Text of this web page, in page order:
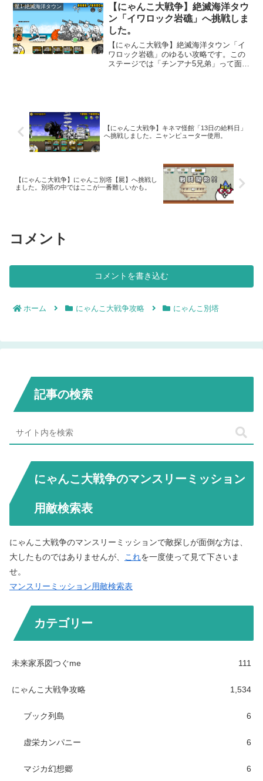
は、メタルと天使が敵として出てきます
が、「メタルサイボーグ」と「天使ドー
ヴエル」のタッグが厄介です。ここは
「ネコボン」をケチって挑戦したので、
「ニャンピューター」でクリアしたら凄
く時間が掛かりました。「ネコボン」使
うと凄く楽になっちゃうステージです。
星1-絶滅海洋タウン
【にゃんこ大戦争】絶滅海洋タウ
ン「イワロック岩礁」へ挑戦しま
した。
【にゃんこ大戦争】絶滅海洋タウン「イ
ワロック岩礁」のゆるい攻略です。この
ステージでは「チンアナ5兄弟」って面白
【にゃんこ大戦争】キネマ怪館「13日の給料日」
へ挑戦しました。ニャンピューター使用。
【にゃんこ大戦争】にゃんこ別塔【屍】へ挑戦し
ました。別塔の中ではここが一番難しいかも。
コメント
コメントを書き込む
ホーム にゃんこ大戦争攻略 にゃんこ別塔
記事の検索
にゃんこ大戦争のマンスリーミッション
用敵検索表
にゃんこ大戦争のマンスリーミッションで敵探しが面倒な方は、
大したものではありませんが、 これを一度使って見て下さいま
せ。
マンスリーミッション用敵検索表
カテゴリー
未来家系図つぐme 111
にゃんこ大戦争攻略 1,534
ブック列島 6
虚栄カンパニー 6
マジカ幻想郷 6